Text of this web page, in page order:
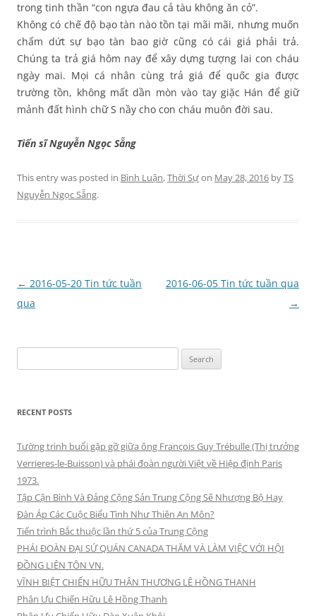
trong tinh thần “con ngựa đau cả tàu không ăn cỏ”.
Không có chế độ bạo tàn nào tồn tại mãi mãi, nhưng muốn
chấm dứt sự bạo tàn bao giờ cũng có cái giá phải trả.
Chúng ta trả giá hôm nay để xây dựng tượng lai con cháu
ngày mai. Mọi cá nhân cùng trả giá để quốc gia được
trường tồn, không mất dần mòn vào tay giặc Hán để giữ
mảnh đất hình chữ S nầy cho con cháu muôn đời sau.
Tiến sĩ Nguyễn Ngọc Sẵng
This entry was posted in Bình Luận,Thời Sựon May 28, 2016 byTS
Nguyễn Ngọc Sẵng.
Post
navigation
← 2016-05-20 Tin tức tuần
qua
2016-06-05 Tin tức tuần qua
→
for:
RECENT POSTS
Tường trình buổi gặp gỡ giữa ông François Guy Trébulle (Thị trưởng
Verrieres-le-Buisson) và phái đoàn người Việt về Hiệp định Paris
1973.
Tập Cận Bình Và Đảng Cộng Sản Trung Cộng Sẽ Nhượng Bộ Hay
Đàn Áp Các Cuộc Biểu Tình Như Thiên An Môn?
Tiến trình Bắc thuộc lần thứ 5 của Trung Cộng
PHÁI ĐOÀN ĐẠI SỨ QUÁN CANADA THĂM VÀ LÀM VIỆC VỚI HỘI
ĐỒNG LIÊN TÔN VN.
VĨNH BIỆT CHIẾN HỮU THÂN THƯƠNG LÊ HỒNG THANH
Phân Ưu Chiến Hữu Lê Hồng Thanh